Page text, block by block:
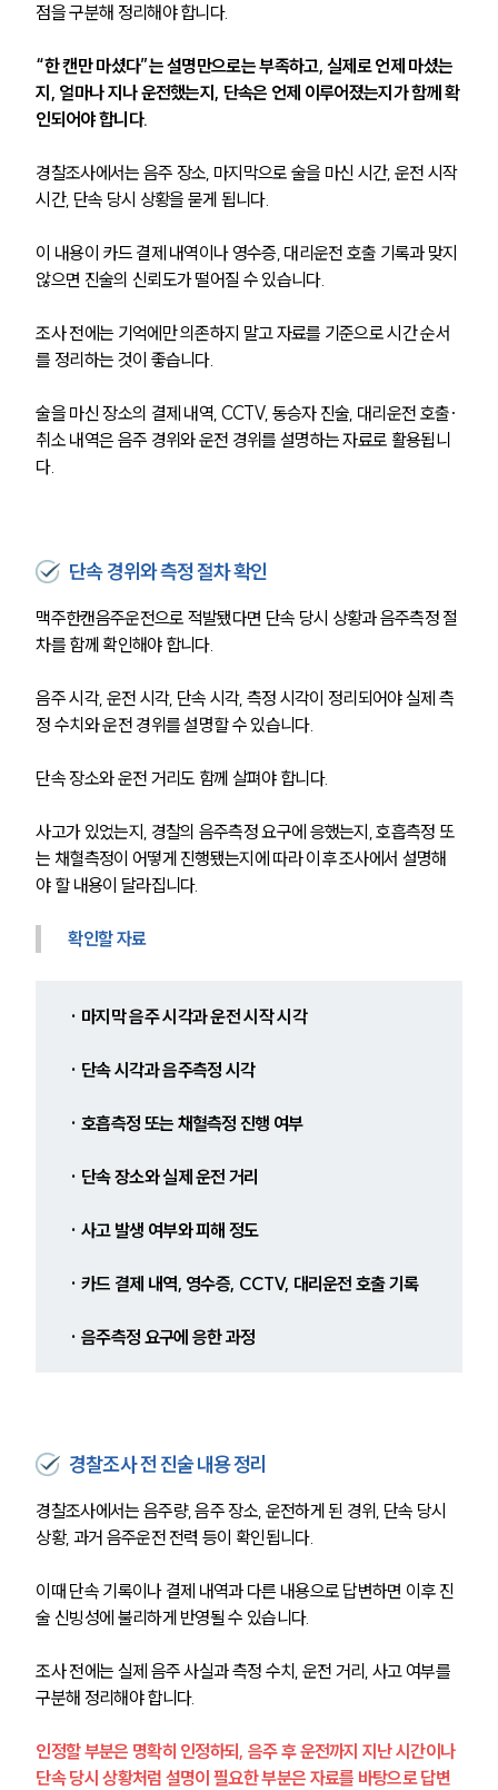
팀소개
팀소개
오시는 길
고객의 소리
통합검색
사례분석/최신동향
법률정보
법률지식인
음주교통사고대응부 업무
점을 구분해 정리해야 합니다.
“한 캔만 마셨다”는 설명만으로는 부족하고, 실제로 언제 마셨는
지, 얼마나 지나 운전했는지, 단속은 언제 이루어졌는지가 함께 확
인되어야 합니다.
경찰조사에서는 음주 장소, 마지막으로 술을 마신 시간, 운전 시작
시간, 단속 당시 상황을 묻게 됩니다.
이 내용이 카드 결제 내역이나 영수증, 대리운전 호출 기록과 맞지
않으면 진술의 신뢰도가 떨어질 수 있습니다.
조사 전에는 기억에만 의존하지 말고 자료를 기준으로 시간 순서
를 정리하는 것이 좋습니다.
술을 마신 장소의 결제 내역, CCTV, 동승자 진술, 대리운전 호출·
취소 내역은 음주 경위와 운전 경위를 설명하는 자료로 활용됩니
다.
단속 경위와 측정 절차 확인
맥주한캔음주운전으로 적발됐다면 단속 당시 상황과 음주측정 절
차를 함께 확인해야 합니다.
음주 시각, 운전 시각, 단속 시각, 측정 시각이 정리되어야 실제 측
정 수치와 운전 경위를 설명할 수 있습니다.
단속 장소와 운전 거리도 함께 살펴야 합니다.
사고가 있었는지, 경찰의 음주측정 요구에 응했는지, 호흡측정 또
는 채혈측정이 어떻게 진행됐는지에 따라 이후 조사에서 설명해
야 할 내용이 달라집니다.
확인할 자료
· 마지막 음주 시각과 운전 시작 시각
· 단속 시각과 음주측정 시각
· 호흡측정 또는 채혈측정 진행 여부
· 단속 장소와 실제 운전 거리
· 사고 발생 여부와 피해 정도
· 카드 결제 내역, 영수증, CCTV, 대리운전 호출 기록
· 음주측정 요구에 응한 과정
경찰조사 전 진술 내용 정리
경찰조사에서는 음주량, 음주 장소, 운전하게 된 경위, 단속 당시
상황, 과거 음주운전 전력 등이 확인됩니다.
이때 단속 기록이나 결제 내역과 다른 내용으로 답변하면 이후 진
술 신빙성에 불리하게 반영될 수 있습니다.
조사 전에는 실제 음주 사실과 측정 수치, 운전 거리, 사고 여부를
구분해 정리해야 합니다.
인정할 부분은 명확히 인정하되, 음주 후 운전까지 지난 시간이나
단속 당시 상황처럼 설명이 필요한 부분은 자료를 바탕으로 답변